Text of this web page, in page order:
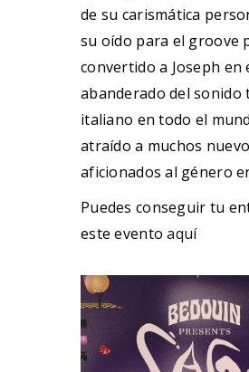
de su carismática
su oído para el groove
convertido a Joseph en
abanderado del sonido
italiano en todo el
atraído a muchos
aficionados al género
Puedes conseguir tu
este evento aquí